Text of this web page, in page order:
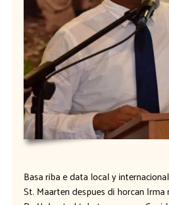
Basa riba e data local y
St. Maarten despues di horcan Irma